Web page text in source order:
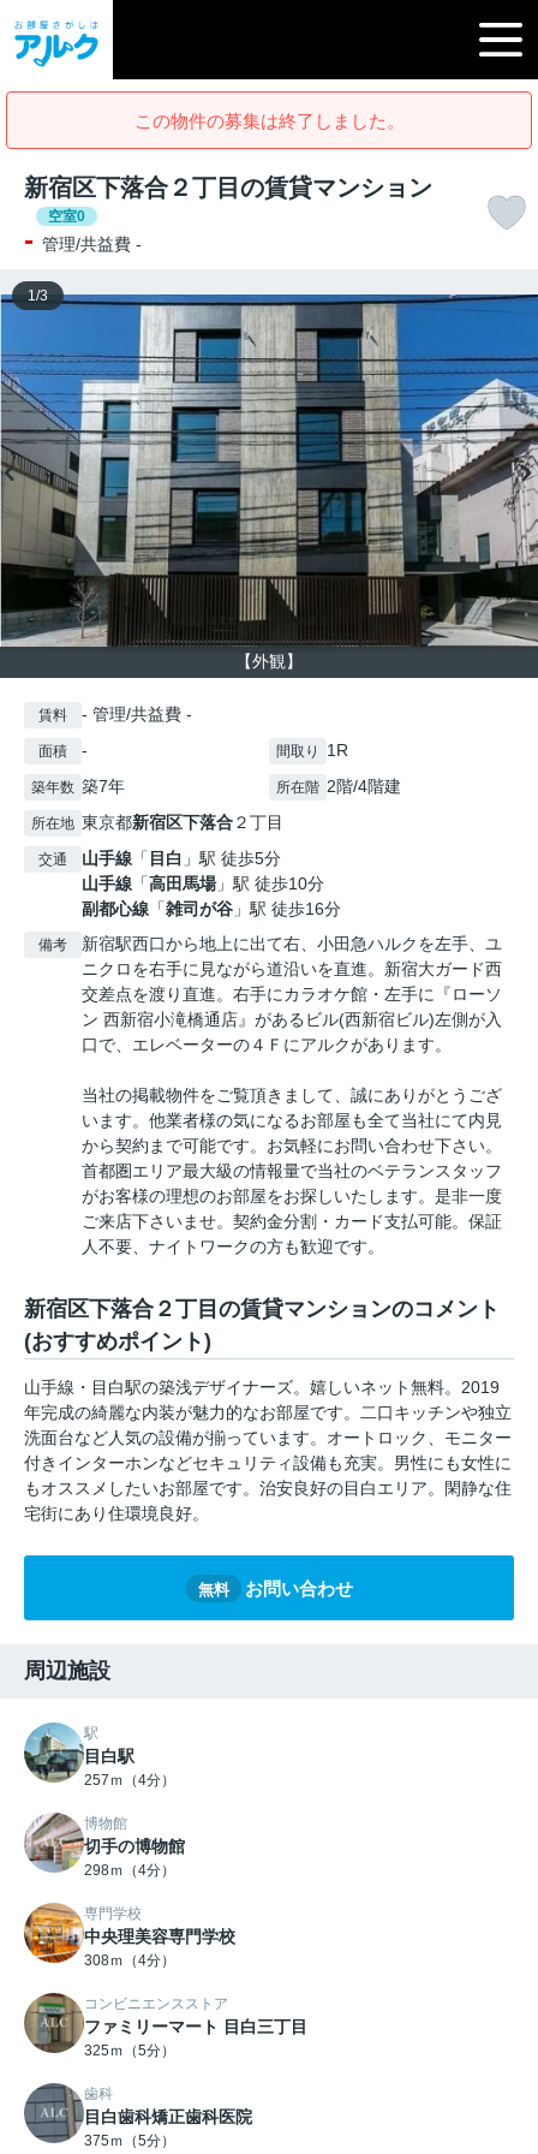
この物件の募集は終了しました。
新宿区下落合２丁目の賃貸マンション
空室0
- 管理/共益費 -
【外観】
1 /3
賃料 - 管理/共益費 -
面積 - 間取り 1R
築年数 築7年 所在階 2階/4階建
所在地 東京都新宿区下落合２丁目
交通 山手線 「 目白 」駅 徒歩5分
山手線 「高田馬場」駅 徒歩10分
副都心線 「雑司が谷 」駅 徒歩16分
備考
新宿駅西口から地上に出て右、小田急ハルクを左手、ユ
ニクロを右手に見ながら道沿いを直進。新宿大ガード西
交差点を渡り直進。右手にカラオケ館・左手に『ローソ
ン 西新宿小滝橋通店』があるビル(西新宿ビル)左側が入
口で、エレベーターの４Ｆにアルクがあります。
当社の掲載物件をご覧頂きまして、誠にありがとうござ
います。他業者様の気になるお部屋も全て当社にて内見
から契約まで可能です。お気軽にお問い合わせ下さい。
首都圏エリア最大級の情報量で当社のベテランスタッフ
がお客様の理想のお部屋をお探しいたします。是非一度
ご来店下さいませ。契約金分割・カード支払可能。保証
人不要、ナイトワークの方も歓迎です。
新宿区下落合２丁目の賃貸マンションのコメント
(おすすめポイント)
山手線・目白駅の築浅デザイナーズ。嬉しいネット無料。2019
年完成の綺麗な内装が魅力的なお部屋です。二口キッチンや独立
洗面台など人気の設備が揃っています。オートロック、モニター
付きインターホンなどセキュリティ設備も充実。男性にも女性に
もオススメしたいお部屋です。治安良好の目白エリア。閑静な住
宅街にあり住環境良好。
無料 お問い合わせ
周辺施設
駅
目白駅
257ｍ（4分）
博物館
切手の博物館
298ｍ（4分）
専門学校
中央理美容専門学校
308ｍ（4分）
コンビニエンスストア
ファミリーマート 目白三丁目
325ｍ（5分）
歯科
目白歯科矯正歯科医院
375ｍ（5分）